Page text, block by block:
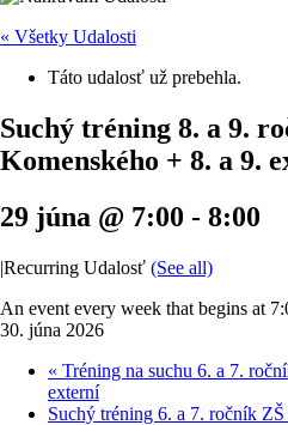
« Všetky Udalosti
Táto udalosť už prebehla.
Suchý tréning 8. a 9.
Komenského + 8. a 9.
29 júna @ 7:00 - 8:00
|Recurring Udalosť (See all)
An event every week that begins at
30. júna 2026
« Tréning na suchu 6. a 7.
externí
Suchý tréning 6. a 7. ročník